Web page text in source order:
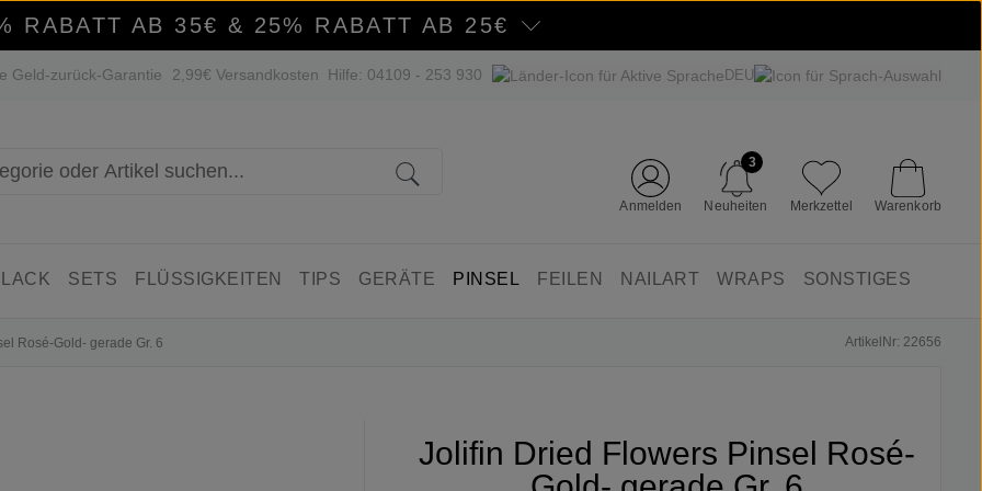
RABATT AB 35€ & 25% RABATT AB 25€
Geld-zurück-Garantie 2,99€ Versandkosten Hilfe: 04109 - 253 930 DEU
Anmelden Neuheiten
3
Merkzettel Warenkorb
SETS FLÜSSIGKEITEN TIPS GERÄTE PINSEL FEILEN NAILART WRAPS SONSTIGES
Rosé-Gold- gerade Gr. 6 ArtikelNr: 22656
Jolifin Dried Flowers Pinsel Rosé-